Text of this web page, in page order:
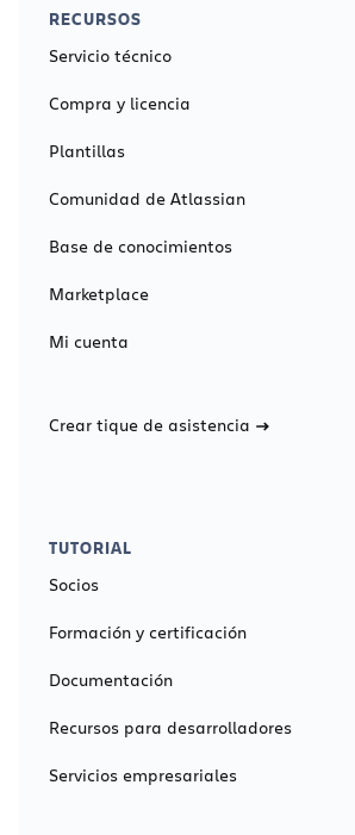
RECURSOS
Servicio técnico
Compra y licencia
Plantillas
Comunidad de Atlassian
Base de conocimientos
Marketplace
Mi cuenta
Crear tique de asistencia
TUTORIAL
Socios
Formación y certificación
Documentación
Recursos para desarrolladores
Servicios empresariales